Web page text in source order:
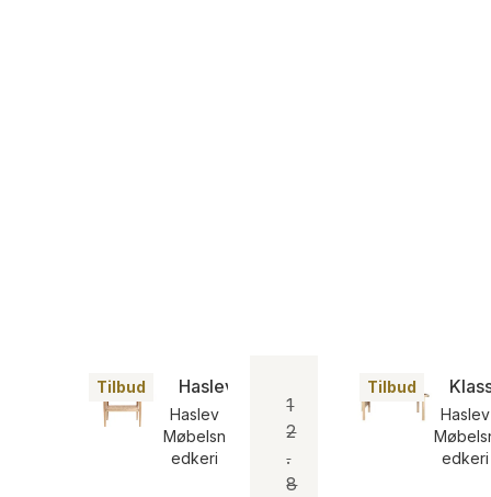
Tilbud Haslev Athene Sofabord
Haslev
Møbelsn
edkeri
1
2
.
8
Tilbud
Haslev
edkeri